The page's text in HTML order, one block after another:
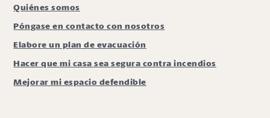
Quiénes somos
Póngase en contacto con nosotros
Elabore un plan de evacuación
Hacer que mi casa sea segura contra incendios
Mejorar mi espacio defendible